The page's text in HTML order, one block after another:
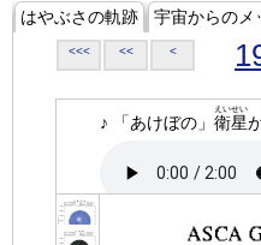
はやぶさの軌跡 宇宙からのメ
<<< << <
♪ 「あけぼの」 衛星
えいせい